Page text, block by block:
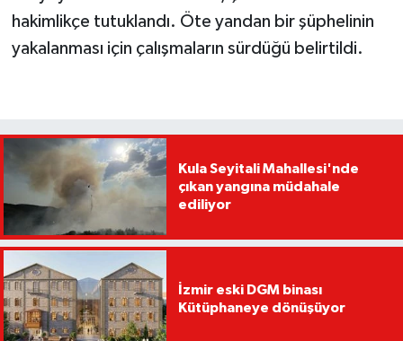
hakimlikçe tutuklandı. Öte yandan bir şüphelinin
yakalanması için çalışmaların sürdüğü belirtildi.
Kula Seyitali Mahallesi'nde
çıkan yangına müdahale
ediliyor
İzmir eski DGM binası
Kütüphaneye dönüşüyor